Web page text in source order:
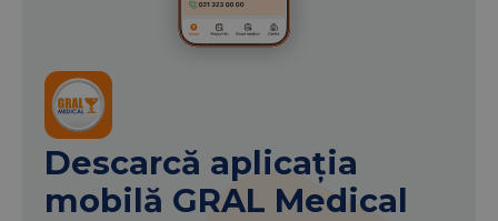
Descarcă aplicația
mobilă GRAL Medical